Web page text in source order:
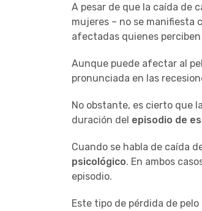
A pesar de que la caída de
mujeres – no se manifiesta
afectadas quienes
Aunque puede afectar al
pronunciada en las
No obstante, es cierto que
duración del episodio de
Cuando se habla de caída
psicológico. En ambos
episodio.
Este tipo de pérdida de